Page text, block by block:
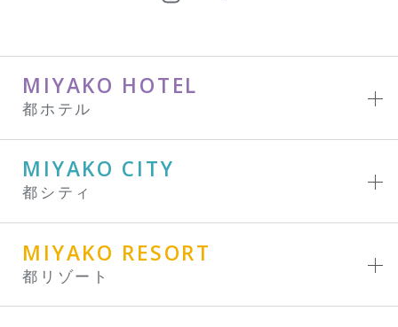
MIYAKO HOTEL
都ホテル
MIYAKO CITY
都シティ
MIYAKO RESORT
都リゾート